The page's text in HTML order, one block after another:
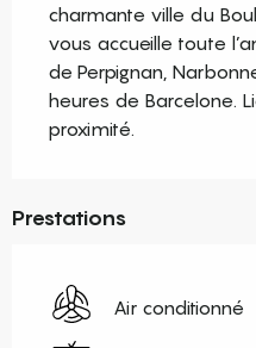
charmante ville du
vous accueille toute
de Perpignan,
heures de Barcelone.
proximité.
Prestations
Air conditionné